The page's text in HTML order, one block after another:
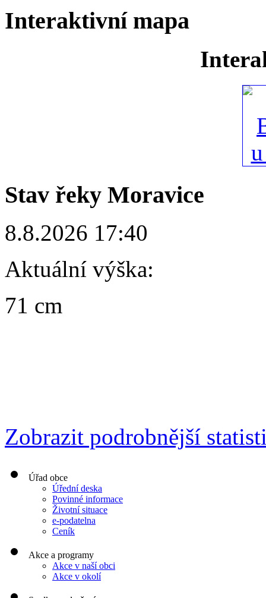
Interaktivní mapa
Stav řeky Moravice
8.8.2026 17:40
Aktuální výška:
71 cm
Zobrazit podrobnější
Úřad obce
Úřední deska
Povinné informace
Životní situace
e-podatelna
Ceník
Akce a programy
Akce v naší obci
Akce v okolí